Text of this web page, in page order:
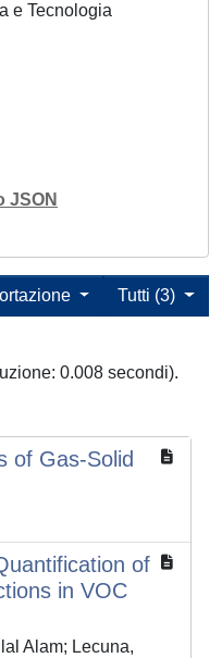
e Tecnologia
JSON
Tutti (3)
0.008 secondi).
of Gas-Solid
of
in VOC
Alam; Lecuna,